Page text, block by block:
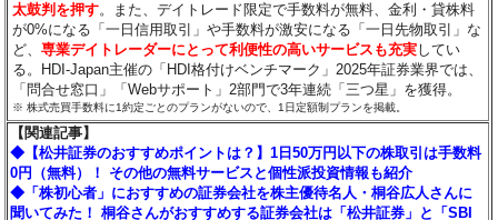
太鼓判を押す。また、デイトレード限定で手数料が無料、金利・貸株料
が0%になる「一日信用取引」や手数料が激安になる「一日先物取引」な
ど、専業デイトレーダーにとって利便性の高いサービスも充実してい
る。HDI-Japan主催の「HDI格付けベンチマーク」2025年証券業界では、
「問合せ窓口」「Webサポート」2部門で3年連続「三つ星」を獲得。
※ 株式売買手数料に1約定ごとのプランがないので、1日定額制プランを掲載。
【関連記事】
◆【松井証券のおすすめポイントは？】1日50万円以下の株取引は手数料
0円（無料）！ その他の無料サービスと個性派投資情報も紹介
◆「株初心者」におすすめの証券会社を株主優待名人・桐谷広人さんに
聞いてみた！ 桐谷さんがおすすめする証券会社は「松井証券」と「SBI